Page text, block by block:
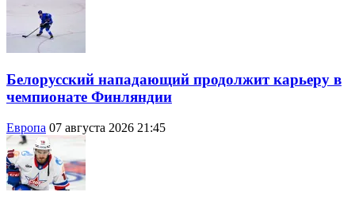
Белорусский нападающий продолжит карьеру в
чемпионате Финляндии
Европа 07 августа 2026 21:45